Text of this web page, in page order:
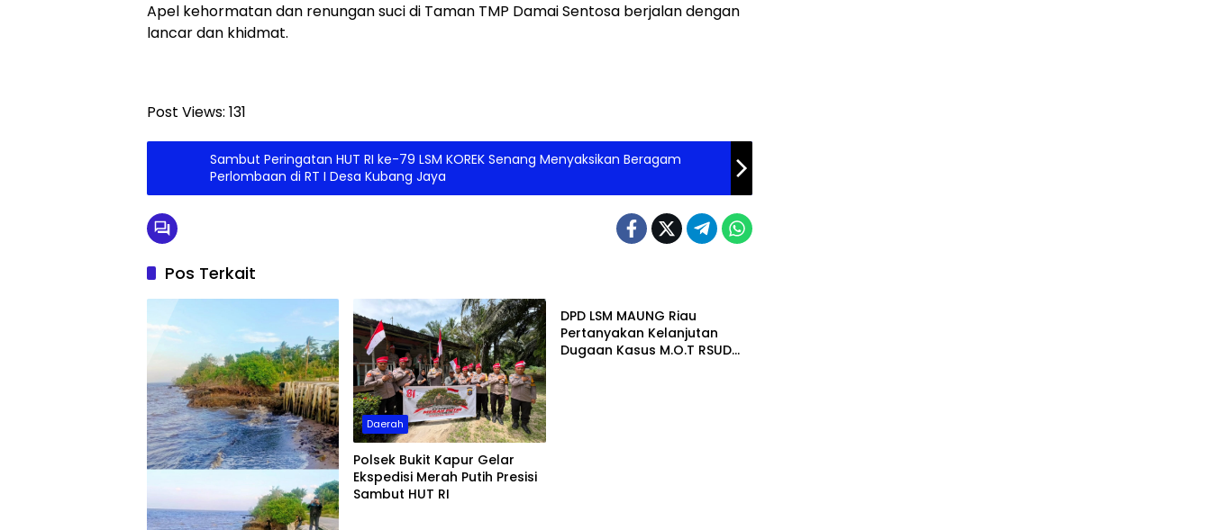
Apel kehormatan dan renungan suci di Taman TMP Damai Sentosa berjalan dengan
lancar dan khidmat.
Post Views: 131
Sambut Peringatan HUT RI ke-79 LSM KOREK Senang Menyaksikan Beragam
Perlombaan di RT I Desa Kubang Jaya
Pos Terkait
Daerah
Polsek Bukit Kapur Gelar
Ekspedisi Merah Putih Presisi
Sambut HUT RI
DPD LSM MAUNG Riau
Pertanyakan Kelanjutan
Dugaan Kasus M.O.T RSUD